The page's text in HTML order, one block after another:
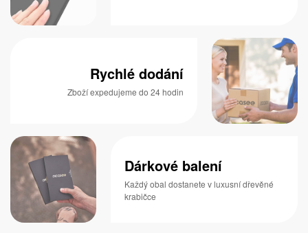
Rychlé dodání
Zboží expedujeme do 24 hodin
Dárkové balení
Každý obal dostanete v luxusní dřevěné
krabičce